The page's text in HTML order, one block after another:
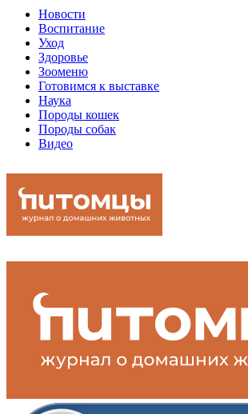
Новости
Воспитание
Уход
Здоровье
Зооменю
Готовимся к выставке
Наука
Породы кошек
Породы собак
Видео